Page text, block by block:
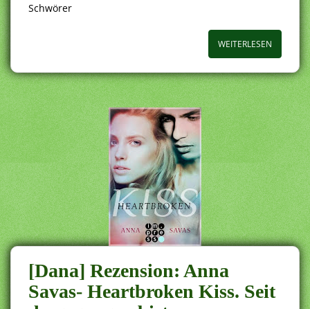
Schwörer
WEITERLESEN
[Dana] Rezension: Anna
Savas- Heartbroken Kiss. Seit